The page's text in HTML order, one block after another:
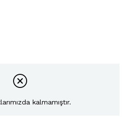
kalmamıştır.